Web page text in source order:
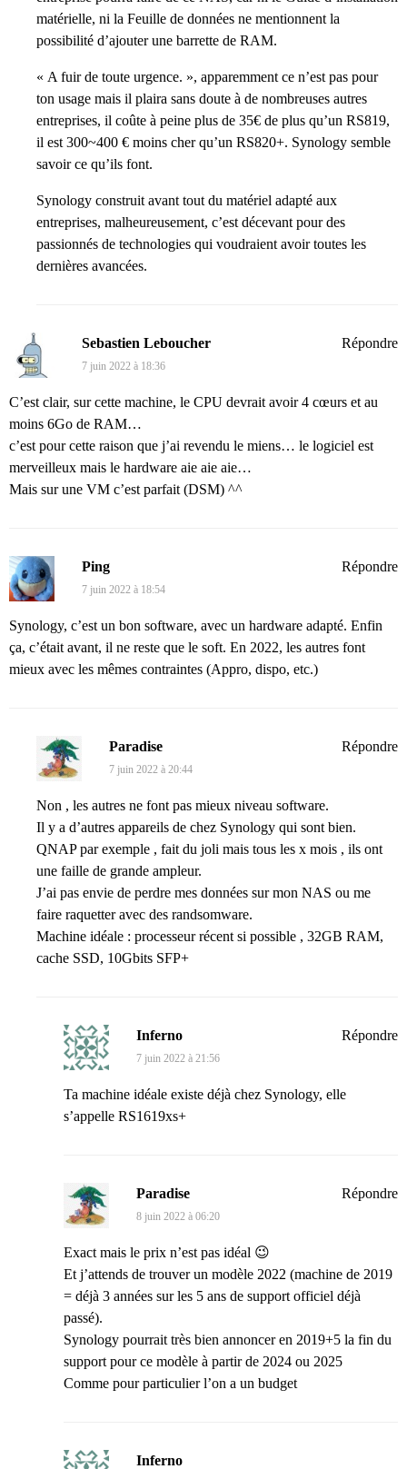
matérielle, ni la Feuille de données ne mentionnent la
possibilité d’ajouter une barrette de RAM.
« A fuir de toute urgence. », apparemment ce n’est pas pour
ton usage mais il plaira sans doute à de nombreuses autres
entreprises, il coûte à peine plus de 35€ de plus qu’un RS819,
il est 300~400 € moins cher qu’un RS820+. Synology semble
savoir ce qu’ils font.
Synology construit avant tout du matériel adapté aux
entreprises, malheureusement, c’est décevant pour des
passionnés de technologies qui voudraient avoir toutes les
dernières avancées.
Sebastien Leboucher
7 juin 2022 à 18:36
C’est clair, sur cette machine, le CPU devrait avoir 4 cœurs et au
moins 6Go de RAM…
c’est pour cette raison que j’ai revendu le miens… le logiciel est
merveilleux mais le hardware aie aie aie…
Mais sur une VM c’est parfait (DSM) ^^
Répondre
Ping
7 juin 2022 à 18:54
Synology, c’est un bon software, avec un hardware adapté. Enfin
ça, c’était avant, il ne reste que le soft. En 2022, les autres font
mieux avec les mêmes contraintes (Appro, dispo, etc.)
Répondre
Paradise
7 juin 2022 à 20:44
Non , les autres ne font pas mieux niveau software.
Il y a d’autres appareils de chez Synology qui sont bien.
QNAP par exemple , fait du joli mais tous les x mois , ils ont
une faille de grande ampleur.
J’ai pas envie de perdre mes données sur mon NAS ou me
faire raquetter avec des randsomware.
Machine idéale : processeur récent si possible , 32GB RAM,
cache SSD, 10Gbits SFP+
Répondre
Inferno
7 juin 2022 à 21:56
Ta machine idéale existe déjà chez Synology, elle
s’appelle RS1619xs+
Répondre
Paradise
8 juin 2022 à 06:20
Exact mais le prix n’est pas idéal 😉
Et j’attends de trouver un modèle 2022 (machine de 2019
= déjà 3 années sur les 5 ans de support officiel déjà
passé).
Synology pourrait très bien annoncer en 2019+5 la fin du
support pour ce modèle à partir de 2024 ou 2025
Comme pour particulier l’on a un budget
Répondre
Inferno